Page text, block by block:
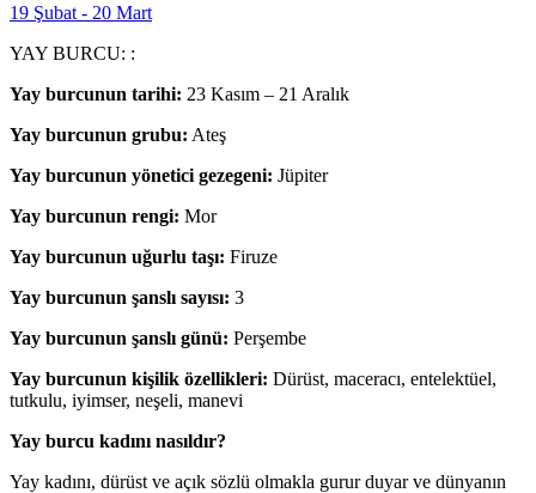
19 Şubat - 20 Mart
YAY BURCU: :
Yay burcunun tarihi: 23 Kasım – 21 Aralık
Yay burcunun grubu: Ateş
Yay burcunun yönetici gezegeni: Jüpiter
Yay burcunun rengi: Mor
Yay burcunun uğurlu taşı: Firuze
Yay burcunun şanslı sayısı: 3
Yay burcunun şanslı günü: Perşembe
Yay burcunun kişilik özellikleri: Dürüst, maceracı, entelektüel,
tutkulu, iyimser, neşeli, manevi
Yay burcu kadını nasıldır?
Yay kadını, dürüst ve açık sözlü olmakla gurur duyar ve dünyanın